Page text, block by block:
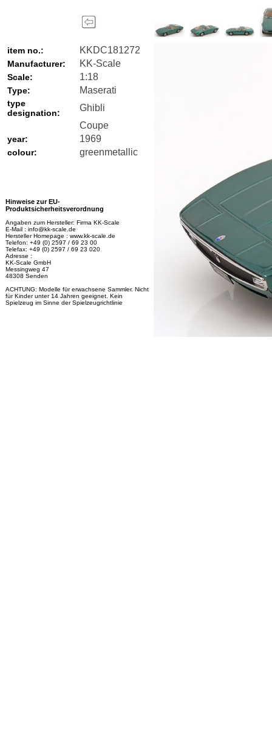
item no.: KKDC181272
Manufacturer: KK-Scale
Scale: 1:18
Type: Maserati
type
designation:
Ghibli
Coupe
year: 1969
colour: greenmetallic
Hinweise zur EU-
Produktsicherheitsverordnung
Angaben zum Hersteller: Firma KK-Scale
E-Mail : info@kk-scale.de
Hersteller Homepage : www.kk-scale.de
Telefon: +49 (0) 2597 / 69 23 00
Telefax: +49 (0) 2597 / 69 23 020
Adresse :
KK-Scale GmbH
Messingweg 47
48308 Senden
ACHTUNG: Modelle für erwachsene Sammler. Nicht
für Kinder unter 14 Jahren geeignet. Kein
Spielzeug im Sinne der Spielzeugrichtlinie